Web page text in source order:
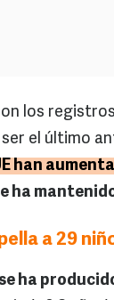
los
el último
han
ha
a 29
ha